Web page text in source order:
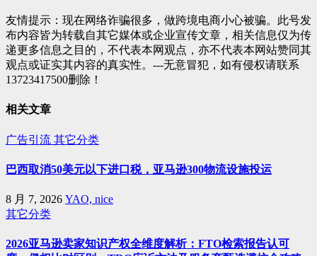
友情提示：现在网络诈骗很多，做跨境电商小心被骗。此号发
布内容皆为转载自其它媒体或企业宣传文章，相关信息仅为传
递更多信息之目的，不代表本网观点，亦不代表本网站赞同其
观点或证实其内容的真实性。---无意冒犯，如有侵权请联系
13723417500删除！
相关文章
广告引流 其它分类
巴西取消50美元以下进口税，亚马逊300物流设施投运
8 月 7, 2026 YAO, nice
其它分类
2026亚马逊卖家知识产权全维度解析：FTO检索报告认可